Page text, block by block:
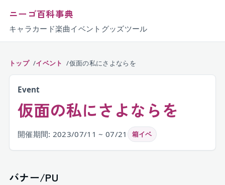
ニーゴ百科事典
キャラ カード楽曲イベント グッズツール
トップ イベント 仮面の私にさよならを
Event
仮面の私にさよならを
開催期間: 2023/07/11 ~ 07/21 箱イベ
バナー/PU